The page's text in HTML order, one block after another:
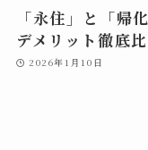
「永住」と「帰
デメリット徹底
2026年1月10日